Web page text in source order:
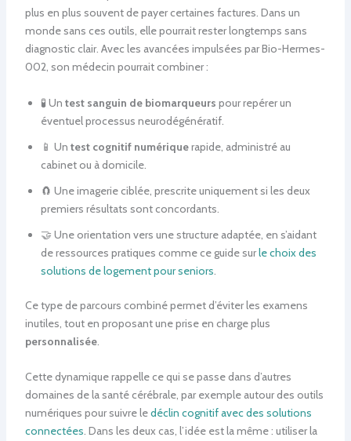
plus en plus souvent de payer certaines factures. Dans un
monde sans ces outils, elle pourrait rester longtemps sans
diagnostic clair. Avec les avancées impulsées par Bio-Hermes-
002, son médecin pourrait combiner :
🧪 Un test sanguin de biomarqueurs pour repérer un
éventuel processus neurodégénératif.
📱 Un test cognitif numériquerapide, administré au
cabinet ou à domicile.
🧲 Une imagerie ciblée, prescrite uniquement si les deux
premiers résultats sont concordants.
🤝 Une orientation vers une structure adaptée, en s’aidant
de ressources pratiques comme ce guide surle choix des
solutions de logement pour seniors.
Ce type de parcours combiné permet d’éviter les examens
inutiles, tout en proposant une prise en charge plus
personnalisée.
Cette dynamique rappelle ce qui se passe dans d’autres
domaines de la santé cérébrale, par exemple autour des outils
numériques pour suivre ledéclin cognitif avec des solutions
connectées. Dans les deux cas, l’idée est la même : utiliser la